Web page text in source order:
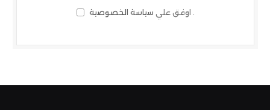
اوفق علي سياسة الخصوصية .